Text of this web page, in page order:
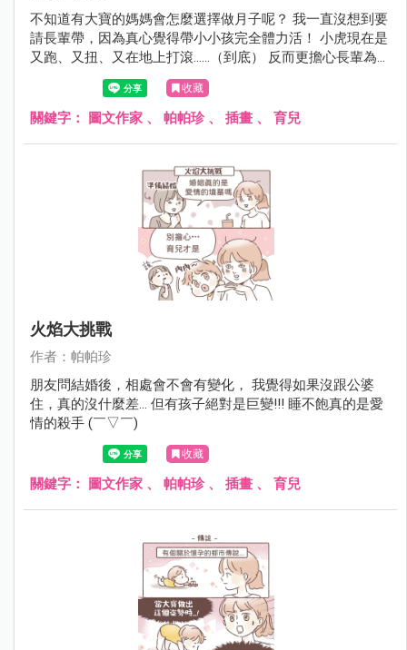
不知道有大寶的媽媽會怎麼選擇做月子呢？ 我一直沒想到要
請長輩帶，因為真心覺得帶小小孩完全體力活！ 小虎現在是
又跑、又扭、又在地上打滾......（到底） 反而更擔心長輩為了
追小孩、抱小孩扭到腰還是跌倒之類～
收藏
關鍵字： 圖文作家 、 帕帕珍、 插畫 、 育兒
火焰大挑戰
作者：帕帕珍
朋友問結婚後，相處會不會有變化， 我覺得如果沒跟公婆
住，真的沒什麼差... 但有孩子絕對是巨變!!! 睡不飽真的是愛
情的殺手 (￣▽￣)
收藏
關鍵字： 圖文作家 、 帕帕珍、 插畫 、 育兒